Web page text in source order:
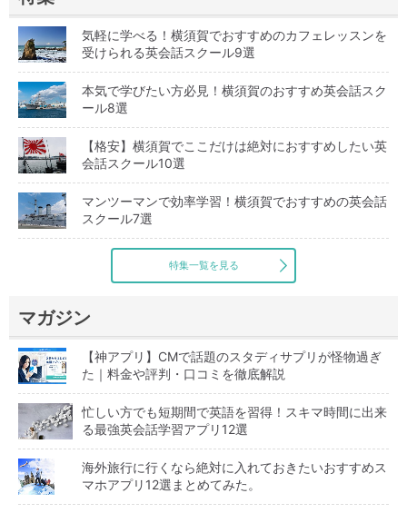
気軽に学べる！横須賀でおすすめのカフェレッスンを
受けられる英会話スクール9選
本気で学びたい方必見！横須賀のおすすめ英会話スク
ール8選
【格安】横須賀でここだけは絶対におすすめしたい英
会話スクール10選
マンツーマンで効率学習！横須賀でおすすめの英会話
スクール7選
特集一覧を見る
マガジン
【神アプリ】CMで話題のスタディサプリが怪物過ぎ
た｜料金や評判・口コミを徹底解説
忙しい方でも短期間で英語を習得！スキマ時間に出来
る最強英会話学習アプリ12選
海外旅行に行くなら絶対に入れておきたいおすすめス
マホアプリ12選まとめてみた。